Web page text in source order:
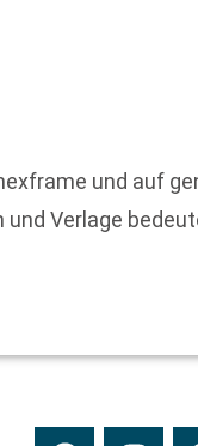
und auf
und Verlage